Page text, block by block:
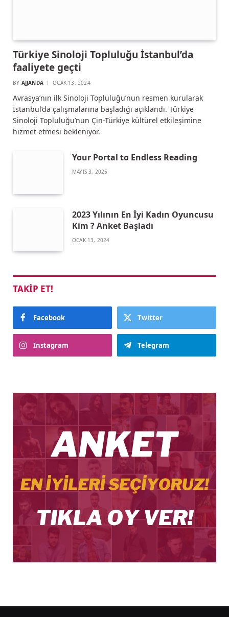
Türkiye Sinoloji Topluluğu İstanbul’da
faaliyete geçti
BY AJJANDA OCAK 13, 2024
Avrasya’nın ilk Sinoloji Topluluğu’nun resmen kurularak
İstanbul’da çalışmalarına başladığı açıklandı. Türkiye
Sinoloji Topluluğu’nun Çin-Türkiye kültürel etkileşimine
hizmet etmesi bekleniyor.
Your Portal to Endless Reading
MAYIS 3, 2025
2023 Yılının En İyi Kadın Oyuncusu
Kim ? Anket Başladı
OCAK 13, 2024
TAKIP ET!
Facebook Twitter
Instagram Telegram